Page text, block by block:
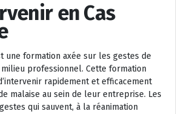
en Cas
une formation axée sur les gestes de
professionnel. Cette formation
rapidement et efficacement
malaise au sein de leur entreprise. Les
qui sauvent, à la réanimation